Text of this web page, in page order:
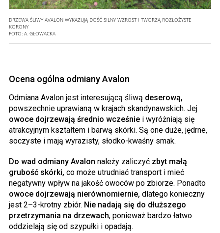
DRZEWA ŚLIWY AVALON WYKAZUJĄ DOŚĆ SILNY WZROST I TWORZĄ ROZŁOŻYSTE
KORONY
FOTO: A. GŁOWACKA
Ocena ogólna odmiany Avalon
Odmiana Avalon jest interesującą śliwą deserową,
powszechnie uprawianą w krajach skandynawskich. Jej
owoce dojrzewają średnio wcześnie i wyróżniają się
atrakcyjnym kształtem i barwą skórki. Są one duże, jędrne,
soczyste i mają wyrazisty, słodko-kwaśny smak.
Do wad odmiany Avalon należy zaliczyć zbyt małą
grubość skórki, co może utrudniać transport i mieć
negatywny wpływ na jakość owoców po zbiorze. Ponadto
owoce dojrzewają nierównomiernie, dlatego konieczny
jest 2–3-krotny zbiór. Nie nadają się do dłuższego
przetrzymania na drzewach, ponieważ bardzo łatwo
oddzielają się od szypułki i opadają.